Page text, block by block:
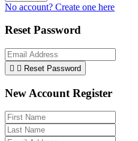
No account? Create one here
Reset Password
  Reset Password
New Account Register